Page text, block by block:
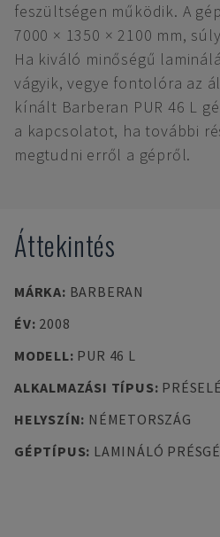
feszültségen működik. A
7000 × 1350 × 2100 mm,
Ha kiváló minőségű
vágyik, vegye fontolóra az
kínált Barberan PUR 46 L
a kapcsolatot, ha további
megtudni erről a gépről.
Áttekintés
MÁRKA: BARBERAN
ÉV: 2008
MODELL: PUR 46 L
ALKALMAZÁSI TÍPUS:
HELYSZÍN: NÉMETORSZÁG
GÉPTÍPUS: LAMINÁLÓ